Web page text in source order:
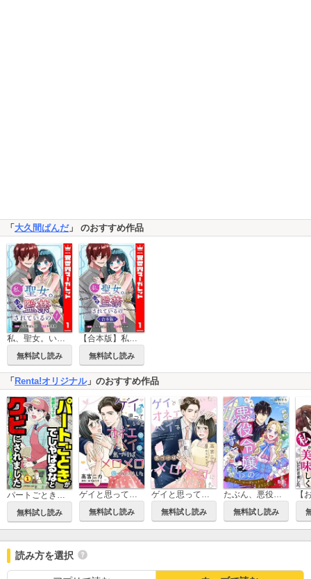
「 大久間ぱんだ」 のおすすめ作品
無料試し読み 無料試し読み
「Renta!オリジナル」のおすすめ作品
無料試し読み
ゲイと思っていたオネエがバイで、気づけばメロメロにされてました【単話】
無料試し読み
ゲイと思っていたオネエがバイで、気づけばメロメロにされてました
無料試し読み
たぶん、悪役令嬢のはずでした！？～ビジュー・マーガレットへようこそ～
無料試し読み
読み方を選択